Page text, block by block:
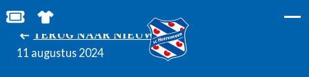
BESTEL JOUW TICKETS
SHOP IN DE FEANSTORE
TERUG NAAR NIEUWS
11 augustus 2024